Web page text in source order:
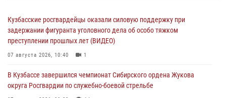
Кузбасские росгвардейцы оказали силовую поддержку при
задержании фигуранта уголовного дела об особо тяжком
преступлении прошлых лет (ВИДЕО)
07 августа 2026, 10:40 1
В Кузбассе завершился чемпионат Сибирского ордена Жукова
округа Росгвардии по служебно-боевой стрельбе